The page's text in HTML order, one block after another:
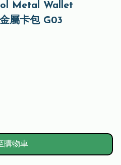
Metal Wallet
屬卡包 G03
購物車